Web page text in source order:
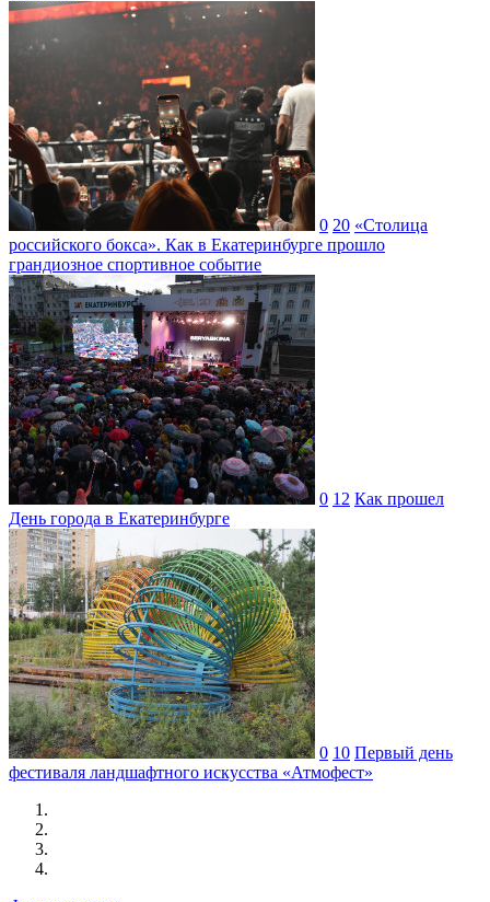
0 20 «Столица
российского бокса». Как в Екатеринбурге прошло
грандиозное спортивное событие
0 12 Как прошел
День города в Екатеринбурге
0 10 Первый день
фестиваля ландшафтного искусства «Атмофест»